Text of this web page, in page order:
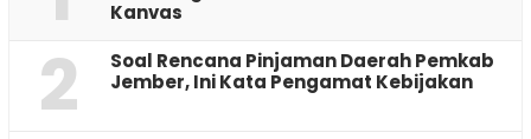
Kanvas
2
‎Soal Rencana Pinjaman Daerah Pemkab
Jember, Ini Kata Pengamat Kebijakan ‎